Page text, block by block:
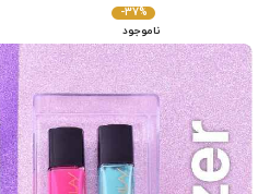
-37%
ناموجود